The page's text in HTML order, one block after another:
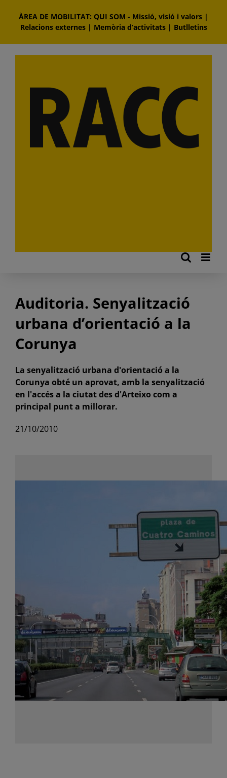
content
ÀREA DE MOBILITAT: QUI SOM - Missió, visió i valors |
Relacions externes| Memòria d‘activitats| Butlletins
Auditoria. Senyalització
urbana d’orientació a la
Corunya
La senyalització urbana d'orientació a la
Corunya obté un aprovat, amb la senyalització
en l'accés a la ciutat des d'Arteixo com a
principal punt a millorar.
21/10/2010